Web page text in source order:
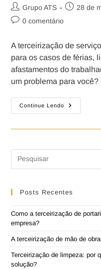
Grupo ATS 28 de
0 comentário
A terceirização de
para os casos de férias,
afastamentos do
um problema para
Continue Lendo
Posts Recentes
Como a terceirização de
empresa?
A terceirização de mão de
Terceirização de limpeza: por
solução?